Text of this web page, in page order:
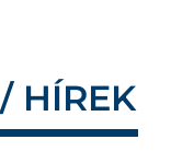
HÍREK